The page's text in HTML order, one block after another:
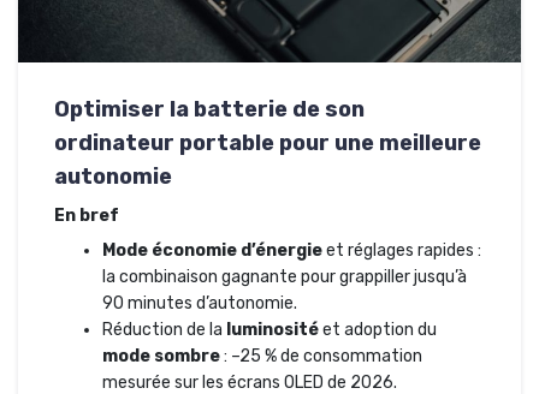
Optimiser la batterie de son
ordinateur portable pour une meilleure
autonomie
En bref
Mode économie d’énergieet réglages rapides :
la combinaison gagnante pour grappiller jusqu’à
90 minutes d’autonomie.
Réduction de la luminositéet adoption du
mode sombre: –25 % de consommation
mesurée sur les écrans OLED de 2026.